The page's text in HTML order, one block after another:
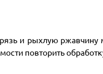
и рыхлую ржавчину
повторить